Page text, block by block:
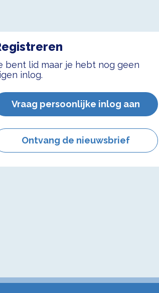
bent lid maar je hebt nog geen
inlog.
Vraag persoonlijke inlog aan
Ontvang de nieuwsbrief